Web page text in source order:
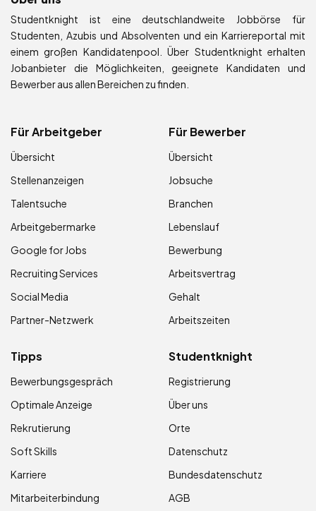
Studentknight ist eine deutschlandweite Jobbörse für
Studenten, Azubis und Absolventen und ein Karriereportal mit
einem großen Kandidatenpool. Über Studentknight erhalten
Jobanbieter die Möglichkeiten, geeignete Kandidaten und
Bewerber aus allen Bereichen zu finden.
Für Arbeitgeber
Übersicht
Stellenanzeigen
Talentsuche
Arbeitgebermarke
Google for Jobs
Recruiting Services
Social Media
Partner-Netzwerk
Für Bewerber
Übersicht
Jobsuche
Branchen
Lebenslauf
Bewerbung
Arbeitsvertrag
Gehalt
Arbeitszeiten
Tipps
Bewerbungsgespräch
Optimale Anzeige
Rekrutierung
Soft Skills
Karriere
Mitarbeiterbindung
Studentknight
Registrierung
Über uns
Orte
Datenschutz
Bundesdatenschutz
AGB